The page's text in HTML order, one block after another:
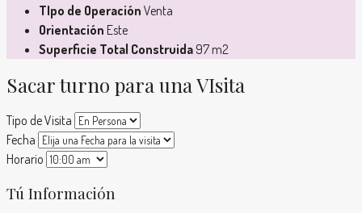
TIpo de Operación Venta
Orientación Este
Superficie Total Construida 97 m2
Sacar turno para una VIsita
Tipo de Visita
Fecha
Horario
Tú Información